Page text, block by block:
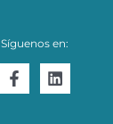
Síguenos en: